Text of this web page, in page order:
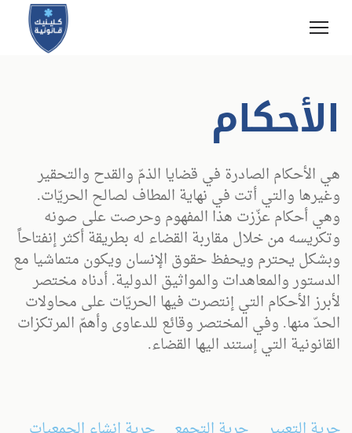
الأحكام
هي الأحكام الصادرة في قضايا الذمّ والقدح والتحقير
وغيرها والتي أتت في نهاية المطاف لصالح الحريّات.
وهي أحكام عزّزت هذا المفهوم وحرصت على صونه
وتكريسه من خلال مقاربة القضاء له بطريقة أكثر إنفتاحاً
وبشكل يحترم ويحفظ حقوق الإنسان ويكون متماشيا مع
الدستور والمعاهدات والمواثيق الدولية. أدناه مختصر
لأبرز الأحكام التي إنتصرت فيها الحريّات على محاولات
الحدّ منها. وفي المختصر وقائع للدعاوى وأهمّ المرتكزات
القانونية التي إستند اليها القضاء.